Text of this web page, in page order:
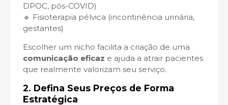
DPOC, pós-COVID)
🔹 Fisioterapia pélvica (incontinência urinária,
gestantes)
Escolher um nicho facilita a criação de uma
comunicação eficaz e ajuda a atrair pacientes
que realmente valorizam seu serviço.
2. Defina Seus Preços de Forma
Estratégica